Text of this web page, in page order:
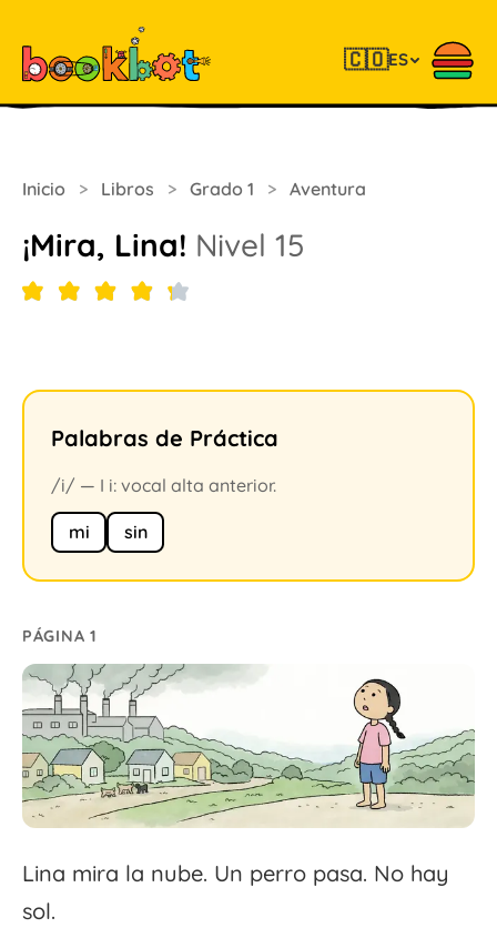
🇨🇴ES
Inicio > Libros > Grado 1 > Aventura
¡Mira, Lina! Nivel 15
Palabras de Práctica
/i/ — I i: vocal alta anterior.
mi sin
PÁGINA 1
Lina mira la nube. Un perro pasa. No hay
sol.